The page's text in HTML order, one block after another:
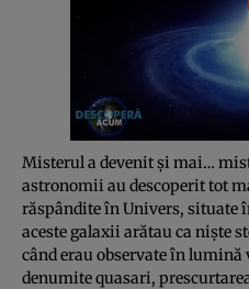
Misterul a devenit și mai…
astronomii au descoperit tot
răspândite în Univers, situate
aceste galaxii arătau ca niște
când erau observate în
denumite quasari,